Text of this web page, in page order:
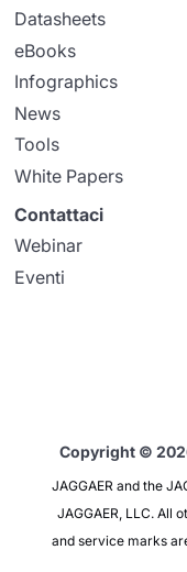
Datasheets
eBooks
Infographics
News
Tools
White Papers
Contattaci
Webinar
Eventi
Copyright ©
JAGGAER and the
JAGGAER, LLC. All
and service marks